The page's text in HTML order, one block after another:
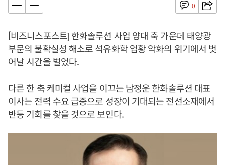
0
[비즈니스포스트] 한화솔루션 사업 양대 축 가운데 태양광
부문의 불확실성 해소로 석유화학 업황 악화의 위기에서 벗
어날 시간을 벌었다.
다른 한 축 케미컬 사업을 이끄는 남정운 한화솔루션 대표
이사는 전력 수요 급증으로 성장이 기대되는 전선소재에서
반등 기회를 찾을 것으로 보인다.